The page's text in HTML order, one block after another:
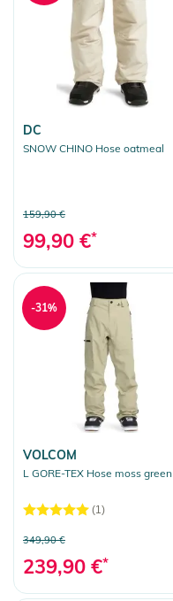
DC
SNOW CHINO Hose oatmeal
159,90 €
99,90 €*
VOLCOM
L GORE-TEX Hose moss green
(1)
349,90 €
239,90 €*
-31%